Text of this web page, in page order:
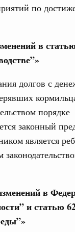
по
в
долгов с
порядке
законный
является
в
и статью